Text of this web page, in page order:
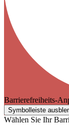
Barrierefreiheits-
Symbolleiste
Wählen Sie Ihr